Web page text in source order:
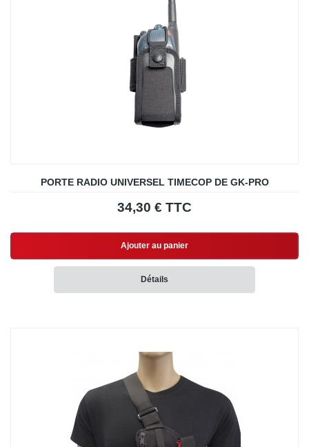
PORTE RADIO UNIVERSEL TIMECOP DE GK-PRO
34,30 € TTC
Ajouter au panier
Détails